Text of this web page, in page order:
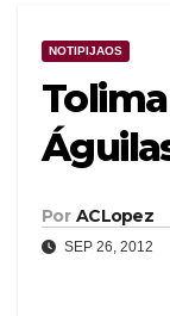
NOTIPIJAOS
Por ACLopez
SEP 26, 2012